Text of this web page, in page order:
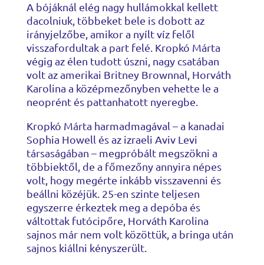
A bójáknál elég nagy hullámokkal kellett
dacolniuk, többeket bele is dobott az
irányjelzőbe, amikor a nyílt víz felől
visszafordultak a part felé. Kropkó Márta
végig az élen tudott úszni, nagy csatában
volt az amerikai Britney Brownnal, Horváth
Karolina a középmezőnyben vehette le a
neoprént és pattanhatott nyeregbe.
Kropkó Márta harmadmagával – a kanadai
Sophia Howell és az izraeli Aviv Levi
társaságában – megpróbált megszökni a
többiektől, de a főmezőny annyira népes
volt, hogy megérte inkább visszavenni és
beállni közéjük. 25-en szinte teljesen
egyszerre érkeztek meg a depóba és
váltottak futócipőre, Horváth Karolina
sajnos már nem volt közöttük, a bringa után
sajnos kiállni kényszerült.